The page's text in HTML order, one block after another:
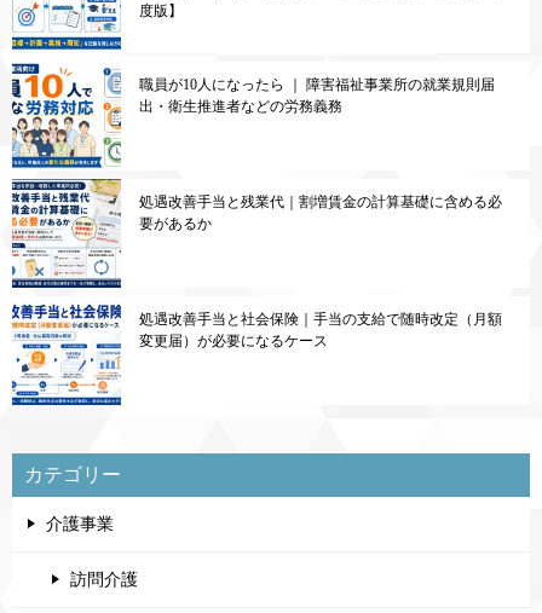
度版】
職員が10人になったら ｜ 障害福祉事業所の就業規則届
出・衛生推進者などの労務義務
処遇改善手当と残業代｜割増賃金の計算基礎に含める必
要があるか
処遇改善手当と社会保険｜手当の支給で随時改定（月額
変更届）が必要になるケース
カテゴリー
介護事業
訪問介護